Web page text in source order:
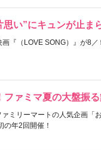
い”にキュンが止ま
『（LOVE SONG）』が8
ファミマ夏の大盤振
ミリーマートの人気企画「
年2回開催！